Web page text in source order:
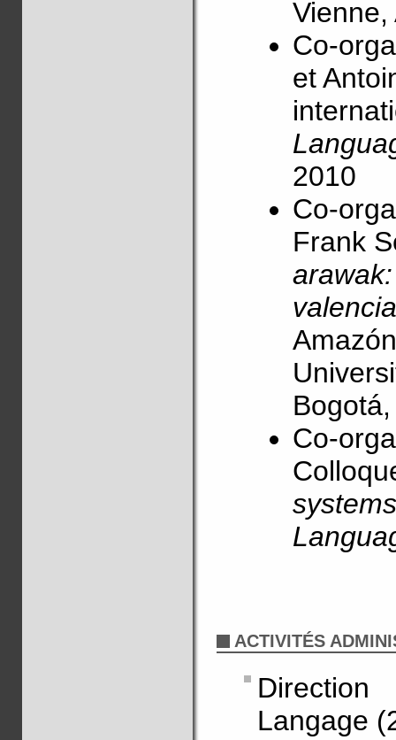
Co-
et
2010
Co-
Frank
Co-
ACTIVITÉS
Langage